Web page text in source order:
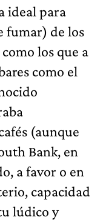
ideal para
fumar) de los
los que a
como el
(aunque
Bank, en
a favor o en
capacidad
lúdico y